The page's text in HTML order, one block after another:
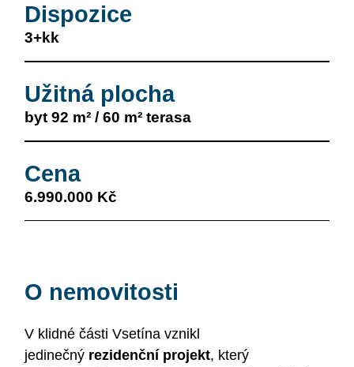
Dispozice
3+kk
Užitná plocha
byt 92 m² / 60 m² terasa
Cena
6.990.000 Kč
O nemovitosti
V klidné části Vsetína vznikl
jedinečný rezidenční projekt, který